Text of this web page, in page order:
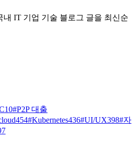
내 IT 기업 기술 블로그 글을 최신순
10#P2P 대출
454#Kubernetes436#UI/UX398#자